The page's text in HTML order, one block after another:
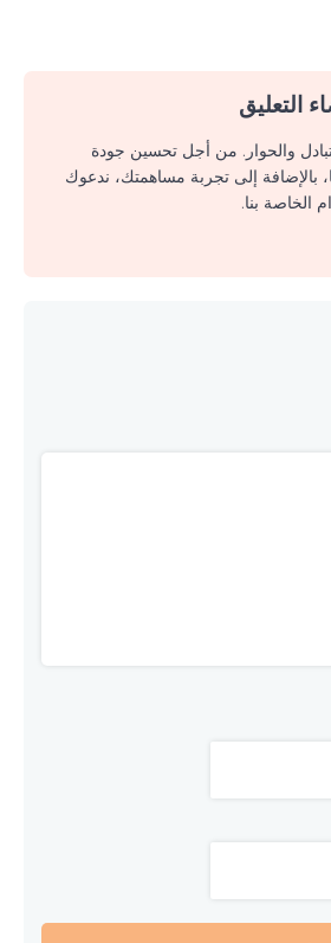
التعليق
والحوار. من أجل تحسين جودة
بالإضافة إلى تجربة مساهمتك، ندعوك
الخاصة بنا.